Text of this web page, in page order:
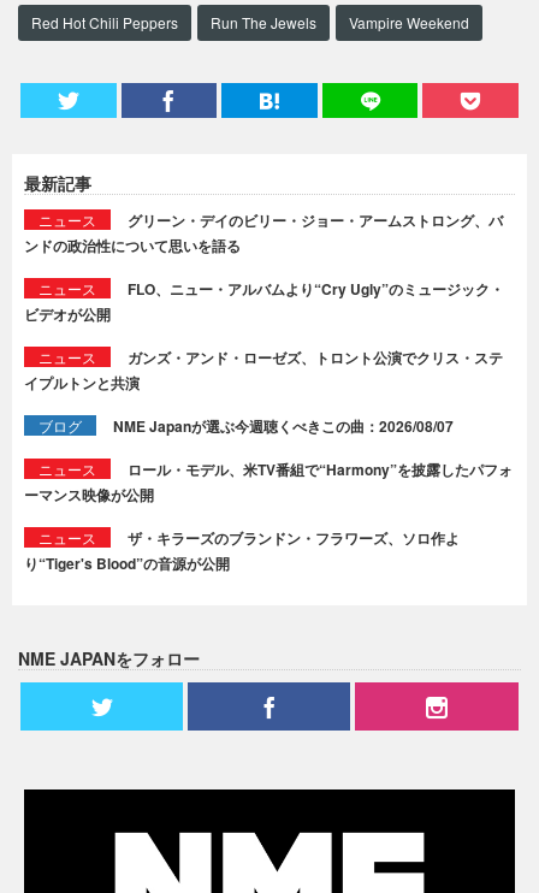
Red Hot Chili Peppers Run The Jewels Vampire Weekend
最新記事
ニュース
グリーン・デイのビリー・ジョー・アームストロング、バ
ンドの政治性について思いを語る
ニュース
FLO、ニュー・アルバムより“Cry Ugly”のミュージック・
ビデオが公開
ニュース
ガンズ・アンド・ローゼズ、トロント公演でクリス・ステ
イプルトンと共演
ブログ NME Japanが選ぶ今週聴くべきこの曲：2026/08/07
ニュース
ロール・モデル、米TV番組で“Harmony”を披露したパフォ
ーマンス映像が公開
ニュース
ザ・キラーズのブランドン・フラワーズ、ソロ作よ
り“Tiger's Blood”の音源が公開
NME JAPANをフォロー